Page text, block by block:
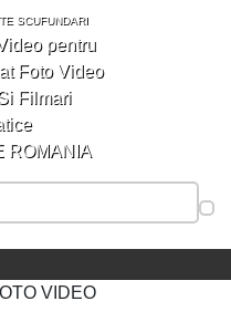
SCUFUNDARI
ROMANIA
VIDEO